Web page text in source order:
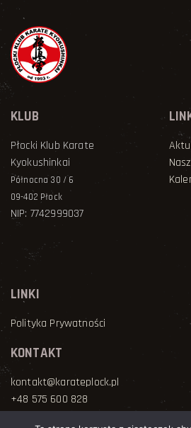
KLUB
Płocki Klub Karate
Kyokushinkai
Północna 30 / 6
09-402 Płock
NIP: 7742999037
LINKI
Polityka Prywatności
KONTAKT
kontakt@karateplock.pl
+48 575 600 828